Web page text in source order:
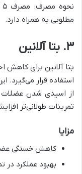
مطلوبی به همراه دارد.
۳. بتا آلانین
بتا آلانین برای
استفاده قرار می‌گیرد.
از اسیدی شدن عضلات
تمرینات طولانی‌تر
مزایا
کاهش خستگی
بهبود عملکرد در